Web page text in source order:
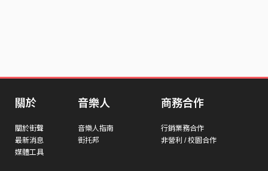
關於
關於街聲
最新消息
媒體工具
音樂人
音樂人指南
街托邦
商務合作
行銷業務合作
非營利 / 校園合作